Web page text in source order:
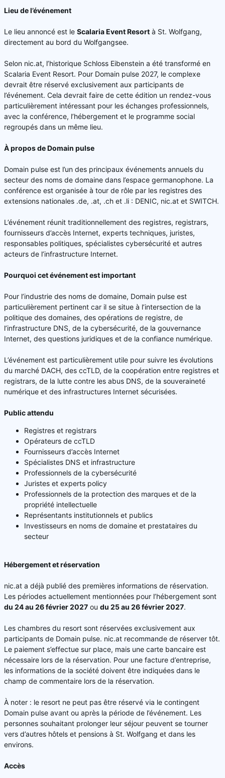
Lieu de l’événement
Le lieu annoncé est le Scalaria Event Resort à St. Wolfgang,
directement au bord du Wolfgangsee.
Selon nic.at, l’historique Schloss Eibenstein a été transformé en
Scalaria Event Resort. Pour Domain pulse 2027, le complexe
devrait être réservé exclusivement aux participants de
l’événement. Cela devrait faire de cette édition un rendez-vous
particulièrement intéressant pour les échanges professionnels,
avec la conférence, l’hébergement et le programme social
regroupés dans un même lieu.
À propos de Domain pulse
Domain pulse est l’un des principaux événements annuels du
secteur des noms de domaine dans l’espace germanophone. La
conférence est organisée à tour de rôle par les registres des
extensions nationales .de, .at, .ch et .li : DENIC, nic.at et SWITCH.
L’événement réunit traditionnellement des registres, registrars,
fournisseurs d’accès Internet, experts techniques, juristes,
responsables politiques, spécialistes cybersécurité et autres
acteurs de l’infrastructure Internet.
Pourquoi cet événement est important
Pour l’industrie des noms de domaine, Domain pulse est
particulièrement pertinent car il se situe à l’intersection de la
politique des domaines, des opérations de registre, de
l’infrastructure DNS, de la cybersécurité, de la gouvernance
Internet, des questions juridiques et de la confiance numérique.
L’événement est particulièrement utile pour suivre les évolutions
du marché DACH, des ccTLD, de la coopération entre registres et
registrars, de la lutte contre les abus DNS, de la souveraineté
numérique et des infrastructures Internet sécurisées.
Public attendu
Registres et registrars
Opérateurs de ccTLD
Fournisseurs d’accès Internet
Spécialistes DNS et infrastructure
Professionnels de la cybersécurité
Juristes et experts policy
Professionnels de la protection des marques et de la
propriété intellectuelle
Représentants institutionnels et publics
Investisseurs en noms de domaine et prestataires du
secteur
Hébergement et réservation
nic.at a déjà publié des premières informations de réservation.
Les périodes actuellement mentionnées pour l’hébergement sont
du 24 au 26 février 2027 ou du 25 au 26 février 2027.
Les chambres du resort sont réservées exclusivement aux
participants de Domain pulse. nic.at recommande de réserver tôt.
Le paiement s’effectue sur place, mais une carte bancaire est
nécessaire lors de la réservation. Pour une facture d’entreprise,
les informations de la société doivent être indiquées dans le
champ de commentaire lors de la réservation.
À noter : le resort ne peut pas être réservé via le contingent
Domain pulse avant ou après la période de l’événement. Les
personnes souhaitant prolonger leur séjour peuvent se tourner
vers d’autres hôtels et pensions à St. Wolfgang et dans les
environs.
Accès